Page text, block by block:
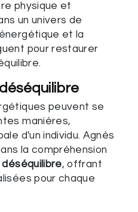
physique et
un univers de
et la
pour restaurer
déséquilibre
peuvent se
manières,
d'un individu. Agnès
la compréhension
déséquilibre, offrant
pour chaque